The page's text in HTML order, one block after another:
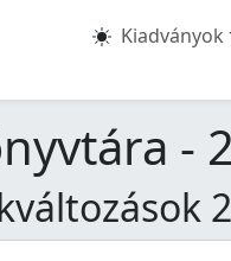
Kiadványok
-